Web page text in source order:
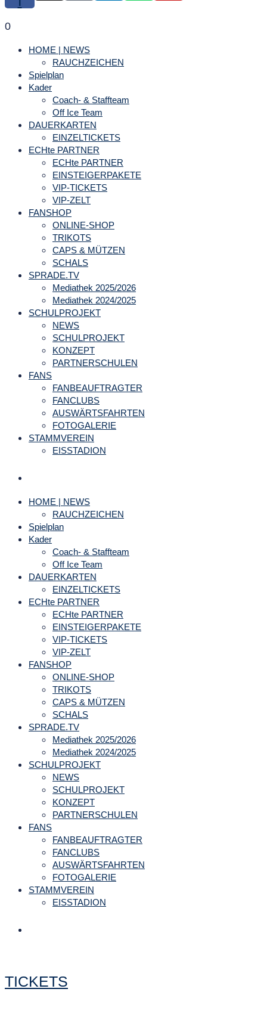
0
HOME | NEWS
RAUCHZEICHEN
Spielplan
Kader
Coach- & Staffteam
Off Ice Team
DAUERKARTEN
EINZELTICKETS
ECHte PARTNER
ECHte PARTNER
EINSTEIGERPAKETE
VIP-TICKETS
VIP-ZELT
FANSHOP
ONLINE-SHOP
TRIKOTS
CAPS & MÜTZEN
SCHALS
SPRADE.TV
Mediathek 2025/2026
Mediathek 2024/2025
SCHULPROJEKT
NEWS
SCHULPROJEKT
KONZEPT
PARTNERSCHULEN
FANS
FANBEAUFTRAGTER
FANCLUBS
AUSWÄRTSFAHRTEN
FOTOGALERIE
STAMMVEREIN
EISSTADION
HOME | NEWS
RAUCHZEICHEN
Spielplan
Kader
Coach- & Staffteam
Off Ice Team
DAUERKARTEN
EINZELTICKETS
ECHte PARTNER
ECHte PARTNER
EINSTEIGERPAKETE
VIP-TICKETS
VIP-ZELT
FANSHOP
ONLINE-SHOP
TRIKOTS
CAPS & MÜTZEN
SCHALS
SPRADE.TV
Mediathek 2025/2026
Mediathek 2024/2025
SCHULPROJEKT
NEWS
SCHULPROJEKT
KONZEPT
PARTNERSCHULEN
FANS
FANBEAUFTRAGTER
FANCLUBS
AUSWÄRTSFAHRTEN
FOTOGALERIE
STAMMVEREIN
EISSTADION
TICKETS